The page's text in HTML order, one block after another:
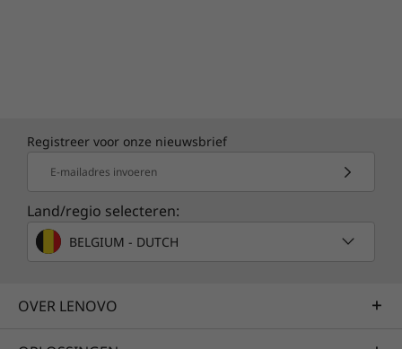
Registreer voor onze nieuwsbrief
E-mailadres invoeren
Land/regio selecteren:
BELGIUM - DUTCH
OVER LENOVO